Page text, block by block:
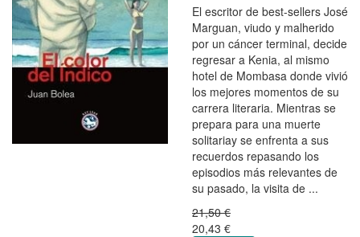
El escritor de best-sellers José
Marguan, viudo y malherido
por un cáncer terminal, decide
regresar a Kenia, al mismo
hotel de Mombasa donde vivió
los mejores momentos de su
carrera literaria. Mientras se
prepara para una muerte
solitariay se enfrenta a sus
recuerdos repasando los
episodios más relevantes de
su pasado, la visita de ...
21,50 €
20,43 €